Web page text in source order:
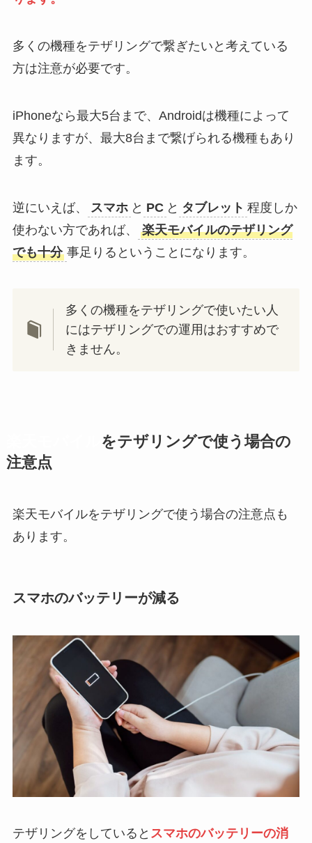
多くの機種をテザリングで繋ぎたいと考えている
方は注意が必要です。
iPhoneなら最大5台まで、Androidは機種によって
異なりますが、最大8台まで繋げられる機種もあり
ます。
逆にいえば、 スマホ と PC と タブレット 程度しか
使わない方であれば、
楽天モバイルのテザリング
でも十分 事足りるということになります。
多くの機種をテザリングで使いたい人
にはテザリングでの運用はおすすめで
きません。
をテザリングで使う場合の
注意点
楽天モバイルをテザリングで使う場合の注意点も
あります。
スマホのバッテリーが減る
テザリングをしていると スマホのバッテリーの消